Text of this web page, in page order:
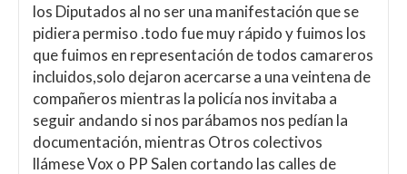
los Diputados al no ser una manifestación que se
pidiera permiso .todo fue muy rápido y fuimos los
que fuimos en representación de todos camareros
incluidos,solo dejaron acercarse a una veintena de
compañeros mientras la policía nos invitaba a
seguir andando si nos parábamos nos pedían la
documentación, mientras Otros colectivos
llámese Vox o PP Salen cortando las calles de